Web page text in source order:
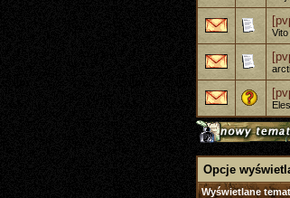
Opcje
Wyświetlane